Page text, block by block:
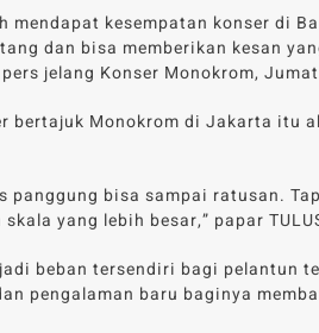
mendapat kesempatan konser di
dan bisa memberikan kesan
jelang Konser Monokrom,
bertajuk Monokrom di Jakarta
panggung bisa sampai ratusan.
yang lebih besar,” papar
beban tersendiri bagi pelantun
pengalaman baru baginya